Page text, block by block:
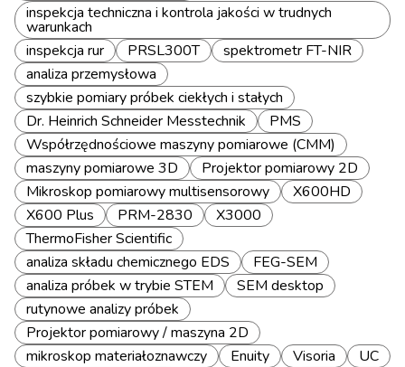
inspekcja techniczna i kontrola jakości w trudnych
warunkach
inspekcja rur
PRSL300T
spektrometr FT-NIR
analiza przemysłowa
szybkie pomiary próbek ciekłych i stałych
Dr. Heinrich Schneider Messtechnik
PMS
Współrzędnościowe maszyny pomiarowe (CMM)
maszyny pomiarowe 3D
Projektor pomiarowy 2D
Mikroskop pomiarowy multisensorowy
X600HD
X600 Plus
PRM-2830
X3000
ThermoFisher Scientific
analiza składu chemicznego EDS
FEG-SEM
analiza próbek w trybie STEM
SEM desktop
rutynowe analizy próbek
Projektor pomiarowy / maszyna 2D
mikroskop materiałoznawczy
Enuity Visoria
UC